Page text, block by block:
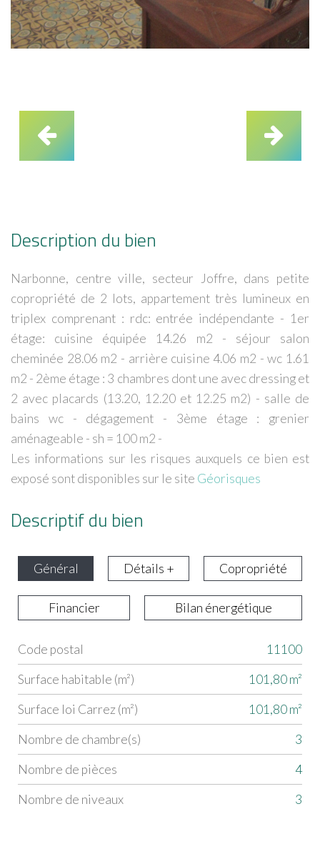
Description du bien
Narbonne, centre ville, secteur Joffre, dans petite
copropriété de 2 lots, appartement très lumineux en
triplex comprenant : rdc: entrée indépendante - 1er
étage: cuisine équipée 14.26 m2 - séjour salon
cheminée 28.06 m2 - arrière cuisine 4.06 m2 - wc 1.61
m2 - 2ème étage : 3 chambres dont une avec dressing et
2 avec placards (13.20, 12.20 et 12.25 m2) - salle de
bains wc - dégagement - 3ème étage : grenier
aménageable - sh = 100 m2 -
Les informations sur les risques auxquels ce bien est
exposé sont disponibles sur le site Géorisques
Descriptif du bien
Général Détails + Copropriété
Financier Bilan énergétique
Label Value
Code postal
11100
Surface habitable (m²)
101,80 m²
Surface loi Carrez (m²)
101,80 m²
Nombre de chambre(s)
3
Nombre de pièces
4
Nombre de niveaux
3